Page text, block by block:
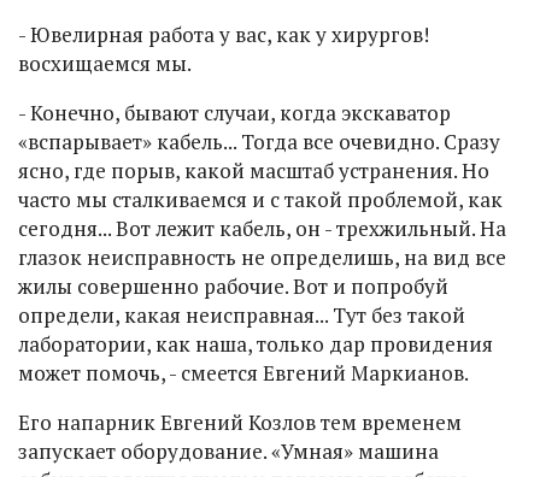
- Ювелирная работа у вас, как у хирургов!
восхищаемся мы.
- Конечно, бывают случаи, когда экскаватор
«вспарывает» кабель... Тогда все очевидно. Сразу
ясно, где порыв, какой масштаб устранения. Но
часто мы сталкиваемся и с такой проблемой, как
сегодня... Вот лежит кабель, он - трехжильный. На
глазок неисправность не определишь, на вид все
жилы совершенно рабочие. Вот и попробуй
определи, какая неисправная... Тут без такой
лаборатории, как наша, только дар провидения
может помочь, - смеется Евгений Маркианов.
Его напарник Евгений Козлов тем временем
запускает оборудование. «Умная» машина